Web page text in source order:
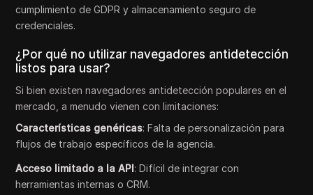
cumplimiento de GDPR y almacenamiento seguro de
credenciales.
¿Por qué no utilizar navegadores antidetección
listos para usar?
Si bien existen navegadores antidetección populares en el
mercado, a menudo vienen con limitaciones:
Características genéricas: Falta de personalización para
flujos de trabajo específicos de la agencia.
Acceso limitado a la API: Difícil de integrar con
herramientas internas o CRM.